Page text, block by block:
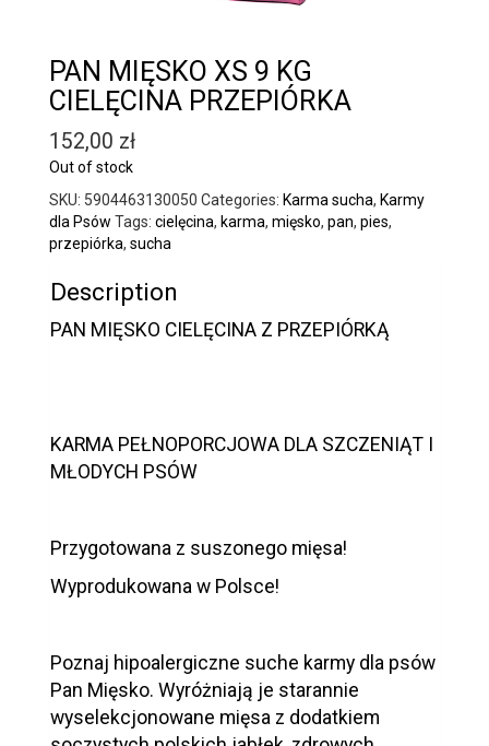
PAN MIĘSKO XS 9 KG
CIELĘCINA PRZEPIÓRKA
152,00 zł
Out of stock
SKU: 5904463130050 Categories: Karma sucha, Karmy
dla Psów Tags: cielęcina, karma, mięsko, pan, pies,
przepiórka, sucha
Description
PAN MIĘSKO CIELĘCINA Z PRZEPIÓRKĄ
KARMA PEŁNOPORCJOWA DLA SZCZENIĄT I
MŁODYCH PSÓW
Przygotowana z suszonego mięsa!
Wyprodukowana w Polsce!
Poznaj hipoalergiczne suche karmy dla psów
Pan Mięsko. Wyróżniają je starannie
wyselekcjonowane mięsa z dodatkiem